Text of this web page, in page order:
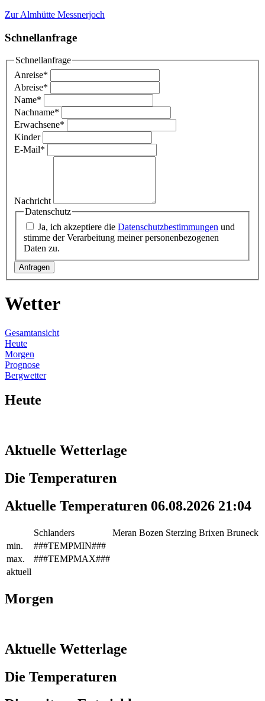
Zur Almhütte Messnerjoch
Schnellanfrage
Schnellanfrage
Anreise*
Abreise*
Name*
Nachname*
Erwachsene*
Kinder
E-Mail*
Nachricht
Datenschutz
Ja, ich akzeptiere die Datenschutzbestimmungen und
stimme der Verarbeitung meiner personenbezogenen
Daten zu.
Wetter
Gesamtansicht
Heute
Morgen
Prognose
Bergwetter
Heute
Aktuelle Wetterlage
Die Temperaturen
Aktuelle Temperaturen 06.08.2026 21:04
Schlanders Meran Bozen Sterzing Brixen Bruneck
min.
###TEMPMIN###
max.
###TEMPMAX###
aktuell
Morgen
Aktuelle Wetterlage
Die Temperaturen